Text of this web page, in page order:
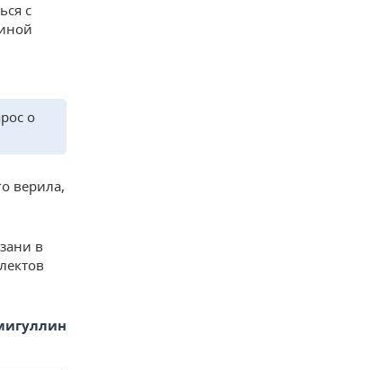
с
о
верила,
в